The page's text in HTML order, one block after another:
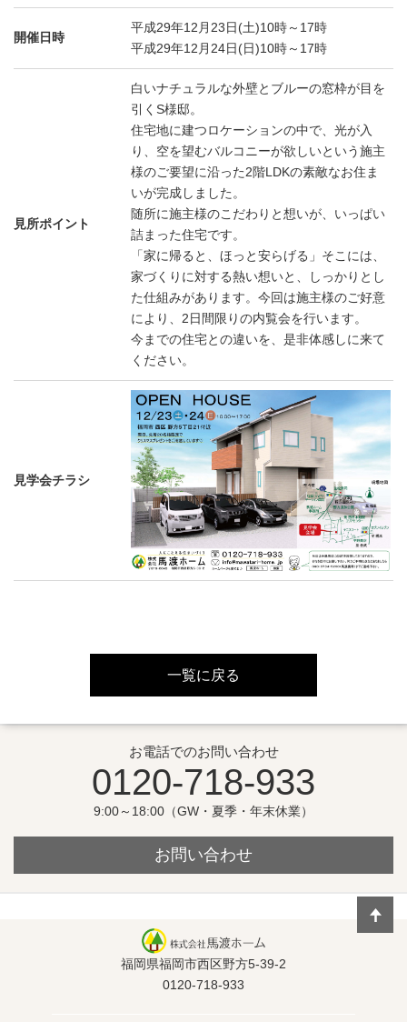
開催日時
平成29年12月23日(土)10時～17時
平成29年12月24日(日)10時～17時
見所ポイント
白いナチュラルな外壁とブルーの窓枠が目を
引くS様邸。
住宅地に建つロケーションの中で、光が入
り、空を望むバルコニーが欲しいという施主
様のご要望に沿った2階LDKの素敵なお住ま
いが完成しました。
随所に施主様のこだわりと想いが、いっぱい
詰まった住宅です。
「家に帰ると、ほっと安らげる」そこには、
家づくりに対する熱い想いと、しっかりとし
た仕組みがあります。今回は施主様のご好意
により、2日間限りの内覧会を行います。
今までの住宅との違いを、是非体感しに来て
ください。
見学会チラシ
一覧に戻る
お電話でのお問い合わせ
0120-718-933
9:00～18:00（GW・夏季・年末休業）
お問い合わせ
福岡県福岡市西区野方5-39-2
0120-718-933